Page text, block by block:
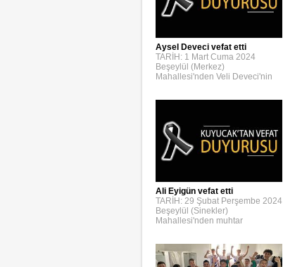
Aysel Deveci vefat etti
TARİH: 1 Mart Cuma 2024
Beşeylül (Merkez)
Mahallesi'nden Veli Deveci'nin
Ali Eyigün vefat etti
TARİH: 29 Şubat Perşembe 2024
Beşeylül (Sinekler)
Mahallesi'nden muhtar